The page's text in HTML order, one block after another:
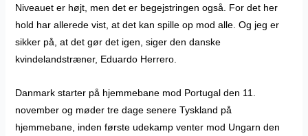
Niveauet er højt, men det er begejstringen også. For det her
hold har allerede vist, at det kan spille op mod alle. Og jeg er
sikker på, at det gør det igen, siger den danske
kvindelandstræner, Eduardo Herrero.
Danmark starter på hjemmebane mod Portugal den 11.
november og møder tre dage senere Tyskland på
hjemmebane, inden første udekamp venter mod Ungarn den